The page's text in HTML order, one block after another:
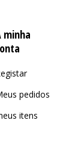
minha
pedidos
itens